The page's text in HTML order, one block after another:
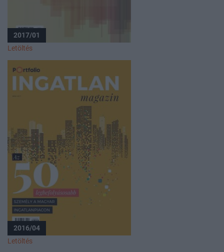
2017/01
Letöltés
2016/04
Letöltés